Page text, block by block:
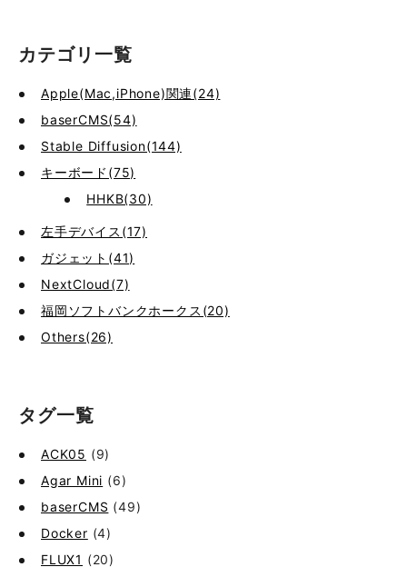
カテゴリ一覧
Apple(Mac,iPhone)関連(24)
baserCMS(54)
Stable Diffusion(144)
キーボード(75)
HHKB(30)
左手デバイス(17)
ガジェット(41)
NextCloud(7)
福岡ソフトバンクホークス(20)
Others(26)
タグ一覧
ACK05 (9)
Agar Mini (6)
baserCMS (49)
Docker (4)
FLUX1 (20)